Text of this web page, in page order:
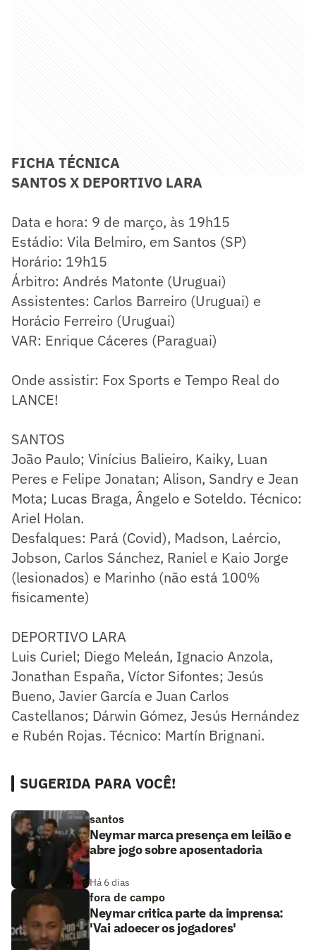
FICHA TÉCNICA
SANTOS X DEPORTIVO LARA
Data e hora: 9 de março, às 19h15
Estádio: Vila Belmiro, em Santos (SP)
Horário: 19h15
Árbitro: Andrés Matonte (Uruguai)
Assistentes: Carlos Barreiro (Uruguai) e
Horácio Ferreiro (Uruguai)
VAR: Enrique Cáceres (Paraguai)
Onde assistir: Fox Sports e Tempo Real do
LANCE!
SANTOS
João Paulo; Vinícius Balieiro, Kaiky, Luan
Peres e Felipe Jonatan; Alison, Sandry e Jean
Mota; Lucas Braga, Ângelo e Soteldo. Técnico:
Ariel Holan.
Desfalques: Pará (Covid), Madson, Laércio,
Jobson, Carlos Sánchez, Raniel e Kaio Jorge
(lesionados) e Marinho (não está 100%
fisicamente)
DEPORTIVO LARA
Luis Curiel; Diego Meleán, Ignacio Anzola,
Jonathan España, Víctor Sifontes; Jesús
Bueno, Javier García e Juan Carlos
Castellanos; Dárwin Gómez, Jesús Hernández
e Rubén Rojas. Técnico: Martín Brignani.
SUGERIDA PARA VOCÊ!
santos
Neymar marca presença em leilão e
abre jogo sobre aposentadoria
Há 6 dias
fora de campo
Neymar critica parte da imprensa:
'Vai adoecer os jogadores'